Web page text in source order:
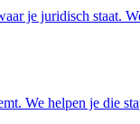
je juridisch staat.
We helpen je die